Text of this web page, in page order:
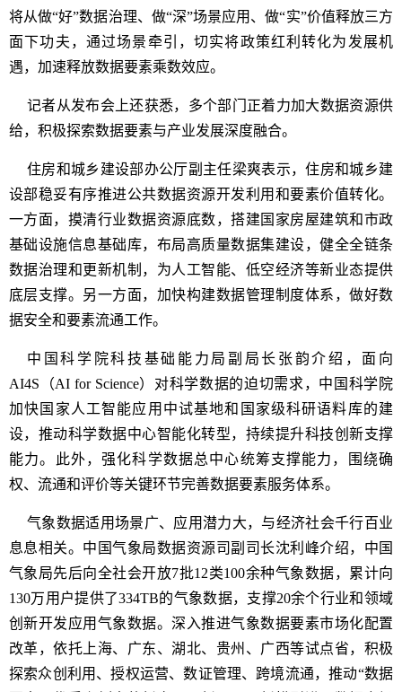
将从做“好”数据治理、做“深”场景应用、做“实”价值释放三方
面下功夫，通过场景牵引，切实将政策红利转化为发展机
遇，加速释放数据要素乘数效应。
记者从发布会上还获悉，多个部门正着力加大数据资源供
给，积极探索数据要素与产业发展深度融合。
住房和城乡建设部办公厅副主任梁爽表示，住房和城乡建
设部稳妥有序推进公共数据资源开发利用和要素价值转化。
一方面，摸清行业数据资源底数，搭建国家房屋建筑和市政
基础设施信息基础库，布局高质量数据集建设，健全全链条
数据治理和更新机制，为人工智能、低空经济等新业态提供
底层支撑。另一方面，加快构建数据管理制度体系，做好数
据安全和要素流通工作。
中国科学院科技基础能力局副局长张韵介绍，面向
AI4S（AI for Science）对科学数据的迫切需求，中国科学院
加快国家人工智能应用中试基地和国家级科研语料库的建
设，推动科学数据中心智能化转型，持续提升科技创新支撑
能力。此外，强化科学数据总中心统筹支撑能力，围绕确
权、流通和评价等关键环节完善数据要素服务体系。
气象数据适用场景广、应用潜力大，与经济社会千行百业
息息相关。中国气象局数据资源司副司长沈利峰介绍，中国
气象局先后向全社会开放7批12类100余种气象数据，累计向
130万用户提供了334TB的气象数据，支撑20余个行业和领域
创新开发应用气象数据。深入推进气象数据要素市场化配置
改革，依托上海、广东、湖北、贵州、广西等试点省，积极
探索众创利用、授权运营、数证管理、跨境流通，推动“数据